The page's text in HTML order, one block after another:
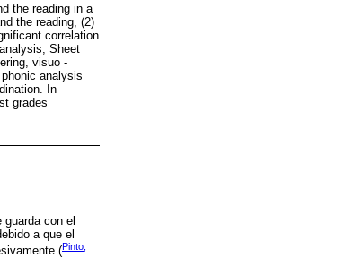
the reading in a
the reading, (2)
correlation
Sheet
visuo -
analysis
In
grades
guarda con el
a que el
(Pinto,